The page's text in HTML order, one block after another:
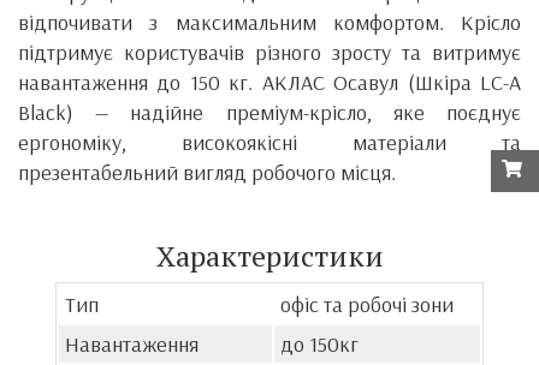
відпочивати з максимальним комфортом. Крісло
підтримує користувачів різного зросту та витримує
навантаження до 150 кг. АКЛАС Осавул (Шкіра LC-A
Black) — надійне преміум-крісло, яке поєднує
ергономіку, високоякісні матеріали та
презентабельний вигляд робочого місця.
Характеристики
Тип
офіс та робочі зони
Навантаження
до 150кг